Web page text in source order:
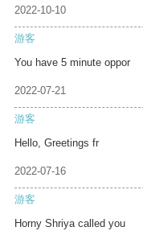
2022-10-10
游客
You have 5 minute oppor
2022-07-21
游客
Hello, Greetings fr
2022-07-16
游客
Horny Shriya called you